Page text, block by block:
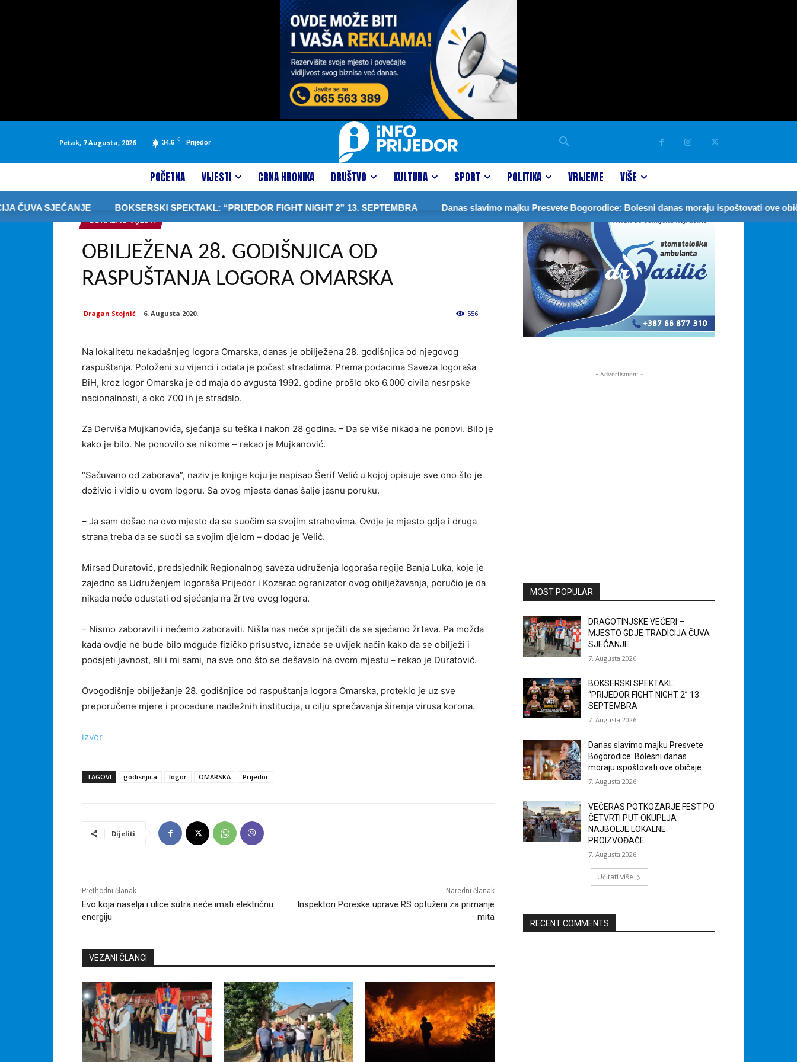
Petak, 7 Augusta, 2026 34.6 C Prijedor
POČETNA VIJESTI CRNA HRONIKA DRUŠTVO KULTURA SPORT POLITIKA VRIJEME VIŠE
SJEĆANJE BOKSERSKI SPEKTAKL: “PRIJEDOR FIGHT NIGHT 2” 13. SEPTEMBRA Danas slavimo majku Presvete Bogorodice: Bolesni danas moraju ispoštovati ove običaje
LOKALNE VIJESTI
OBILJEŽENA 28. GODIŠNJICA OD
RASPUŠTANJA LOGORA OMARSKA
Dragan Stojnić 6. Augusta 2020. 556
Na lokalitetu nekadašnjeg logora Omarska, danas je obilježena 28. godišnjica od njegovog
raspuštanja. Položeni su vijenci i odata je počast stradalima. Prema podacima Saveza logoraša
BiH, kroz logor Omarska je od maja do avgusta 1992. godine prošlo oko 6.000 civila nesrpske
nacionalnosti, a oko 700 ih je stradalo.
Za Derviša Mujkanovića, sjećanja su teška i nakon 28 godina. – Da se više nikada ne ponovi. Bilo je
kako je bilo. Ne ponovilo se nikome – rekao je Mujkanović.
“Sačuvano od zaborava”, naziv je knjige koju je napisao Šerif Velić u kojoj opisuje sve ono što je
doživio i vidio u ovom logoru. Sa ovog mjesta danas šalje jasnu poruku.
– Ja sam došao na ovo mjesto da se suočim sa svojim strahovima. Ovdje je mjesto gdje i druga
strana treba da se suoči sa svojim djelom – dodao je Velić.
Mirsad Duratović, predsjednik Regionalnog saveza udruženja logoraša regije Banja Luka, koje je
zajedno sa Udruženjem logoraša Prijedor i Kozarac ogranizator ovog obilježavanja, poručio je da
nikada neće odustati od sjećanja na žrtve ovog logora.
– Nismo zaboravili i nećemo zaboraviti. Ništa nas neće spriječiti da se sjećamo žrtava. Pa možda
kada ovdje ne bude bilo moguće fizičko prisustvo, iznaće se uvijek način kako da se obilježi i
podsjeti javnost, ali i mi sami, na sve ono što se dešavalo na ovom mjestu – rekao je Duratović.
Ovogodišnje obilježanje 28. godišnjice od raspuštanja logora Omarska, proteklo je uz sve
preporučene mjere i procedure nadležnih institucija, u cilju sprečavanja širenja virusa korona.
izvor
TAGOVI godisnjica logor OMARSKA Prijedor
Dijeliti
Prethodni članak
Evo koja naselja i ulice sutra neće imati električnu
energiju
Naredni članak
Inspektori Poreske uprave RS optuženi za primanje
mita
VEZANI ČLANCI
- Advertisment -
MOST POPULAR
DRAGOTINJSKE VEČERI –
MJESTO GDJE TRADICIJA ČUVA
SJEĆANJE
7. Augusta 2026.
BOKSERSKI SPEKTAKL:
“PRIJEDOR FIGHT NIGHT 2” 13.
SEPTEMBRA
7. Augusta 2026.
Danas slavimo majku Presvete
Bogorodice: Bolesni danas
moraju ispoštovati ove običaje
7. Augusta 2026.
VEČERAS POTKOZARJE FEST PO
ČETVRTI PUT OKUPLJA
NAJBOLJE LOKALNE
PROIZVOĐAČE
7. Augusta 2026.
Učitati više
RECENT COMMENTS